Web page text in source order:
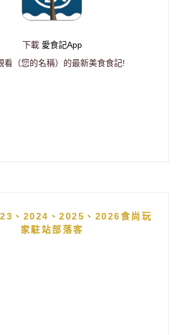
下載 愛食記App
看（您的名稱）的最新美食食記!
、2024、2025、2026食尚玩
家駐站部落客